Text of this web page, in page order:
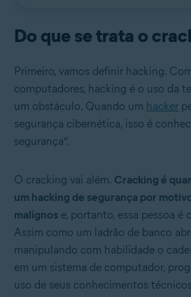
Do que se trata o
Primeiro, vamos definir hacking.
computadores, hacking é o uso da
um obstáculo. Quando um hacker
segurança cibernética, isso é
segurança”.
O cracking vai além. Cracking é
um hacking de segurança por
malignos e, portanto, essa pessoa é
Assim como um ladrão de banco
manipulando com habilidade o
em um sistema de computador,
uso de seus conhecimentos